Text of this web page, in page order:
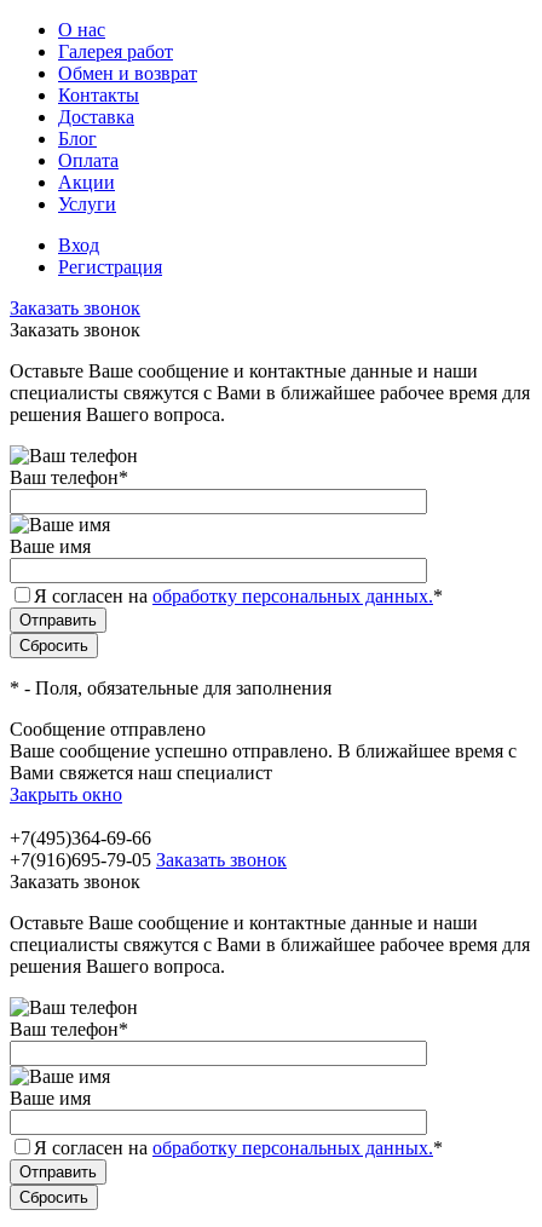
О нас
Галерея работ
Обмен и возврат
Контакты
Доставка
Блог
Оплата
Акции
Услуги
Вход
Регистрация
Заказать звонок
Заказать звонок
Оставьте Ваше сообщение и контактные данные и наши
специалисты свяжутся с Вами в ближайшее рабочее время для
решения Вашего вопроса.
Ваш телефон*
Ваше имя
Я согласен на обработку персональных данных.*
* - Поля, обязательные для заполнения
Сообщение отправлено
Ваше сообщение успешно отправлено. В ближайшее время с
Вами свяжется наш специалист
Закрыть окно
+7(495)364-69-66
+7(916)695-79-05 Заказать звонок
Заказать звонок
Оставьте Ваше сообщение и контактные данные и наши
специалисты свяжутся с Вами в ближайшее рабочее время для
решения Вашего вопроса.
Ваш телефон*
Ваше имя
Я согласен на обработку персональных данных.*